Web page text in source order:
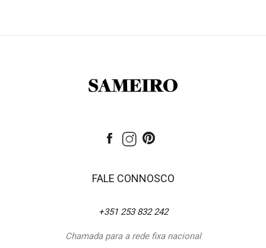
FALE CONNOSCO
+351 253 832 242
Chamada para a rede fixa nacional